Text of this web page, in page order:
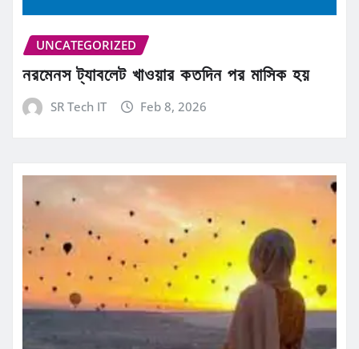
UNCATEGORIZED
নরমেনস ট্যাবলেট খাওয়ার কতদিন পর মাসিক হয়
SR Tech IT Feb 8, 2026